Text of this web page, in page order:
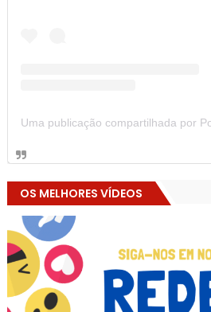
OS MELHORES VÍDEOS